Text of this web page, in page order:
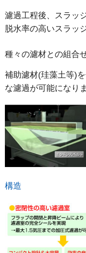
濾過工程後、スラッ
脱水率の高いスラッ
種々の濾材との組合
補助濾材(珪藻土等)
な濾過が可能になりま
構造